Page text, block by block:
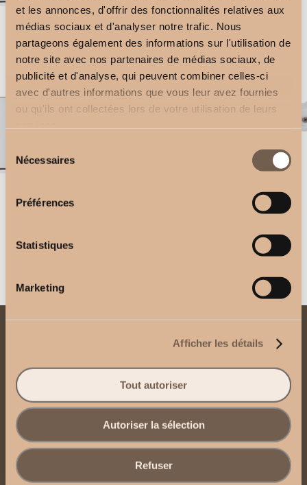
et les annonces, d'offrir des fonctionnalités relatives aux
médias sociaux et d'analyser notre trafic. Nous
partageons également des informations sur l'utilisation de
notre site avec nos partenaires de médias sociaux, de
publicité et d'analyse, qui peuvent combiner celles-ci
avec d'autres informations que vous leur avez fournies
ou qu'ils ont collectées lors de votre utilisation de leurs
Nécessaires
Préférences
Statistiques
Marketing
Afficher les détails
Tout autoriser
Autoriser la sélection
Refuser
3-channel remote control
2,50€
Wall bracket 11 cm
3,00€
5-channel remote control
Square Bracket 17cm
Contact us
Contact us via WhatsApp
Legal Notice, Terms and Conditions of Use